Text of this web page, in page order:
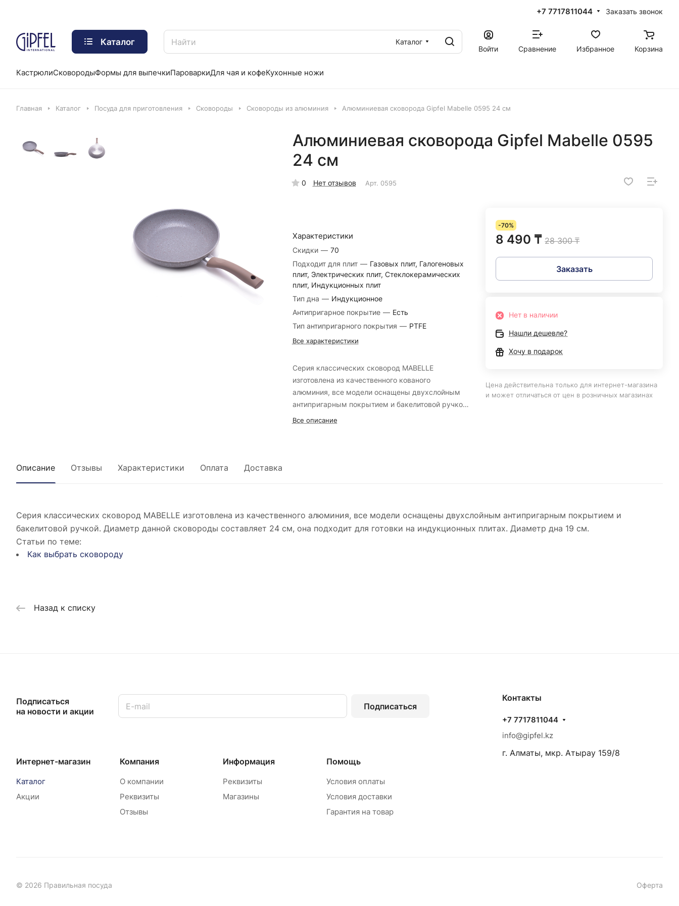
+7 7717811044 Заказать звонок
Каталог
Каталог
Войти
Сравнение Избранное Корзина
КастрюлиСковородыФормы для выпечкиПароваркиДля чая и кофеКухонные ножи
Главная Каталог Посуда для приготовления Сковороды Сковороды из алюминия Алюминиевая сковорода Gipfel Mabelle 0595 24 см
Алюминиевая сковорода Gipfel Mabelle 0595
24 см
0 Нет отзывов Арт. 0595
Характеристики
Скидки — 70
Подходит для плит — Газовых плит, Галогеновых
плит, Электрических плит, Стеклокерамических
плит, Индукционных плит
Тип дна — Индукционное
Антипригарное покрытие — Есть
Тип антипригарного покрытия — PTFE
Все характеристики
Серия классических сковород MABELLE
изготовлена из качественного кованого
алюминия, все модели оснащены двухслойным
антипригарным покрытием и бакелитовой ручкой.
Диаметр данной сковороды составляет 24 см,
Все описание
-70%
8 490 ₸ 28 300 ₸
Заказать
Нет в наличии
Нашли дешевле?
Хочу в подарок
Цена действительна только для интернет-магазина
и может отличаться от цен в розничных магазинах
Описание Отзывы Характеристики Оплата Доставка
Серия классических сковород MABELLE изготовлена из качественного алюминия, все модели оснащены двухслойным антипригарным покрытием и
бакелитовой ручкой. Диаметр данной сковороды составляет 24 см, она подходит для готовки на индукционных плитах. Диаметр дна 19 см.
Статьи по теме:
Как выбрать сковороду
Назад к списку
Подписаться
на новости и акции
Подписаться
Интернет-магазин
Каталог
Акции
Компания
О компании
Реквизиты
Отзывы
Информация
Реквизиты
Магазины
Помощь
Условия оплаты
Условия доставки
Гарантия на товар
Контакты
+7 7717811044
info@gipfel.kz
г. Алматы, мкр. Атырау 159/8
© 2026 Правильная посуда Оферта